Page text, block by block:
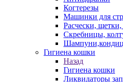
Когтерезы
Машинки для
Расчески,
Скребницы,
Гигиена кошки
Назад
Гигиена кошки
Ликвидаторы